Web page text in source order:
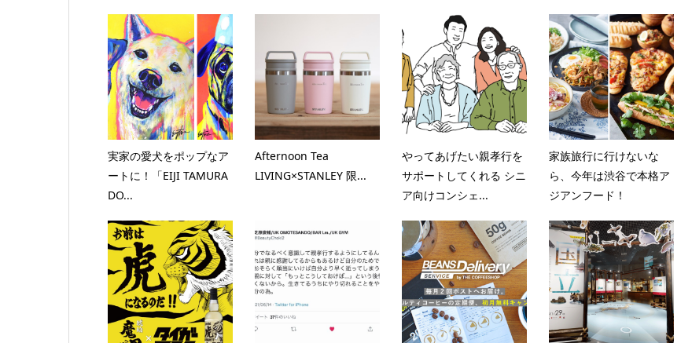
実家の愛犬をポップなア
ートに！「EIJI TAMURA
DO...
Afternoon Tea
LIVING×STANLEY 限...
やってあげたい親孝行を
サポートしてくれる シニ
ア向けコンシェ...
家族旅行に行けないな
ら、今年は渋谷で本格ア
ジアンフード！